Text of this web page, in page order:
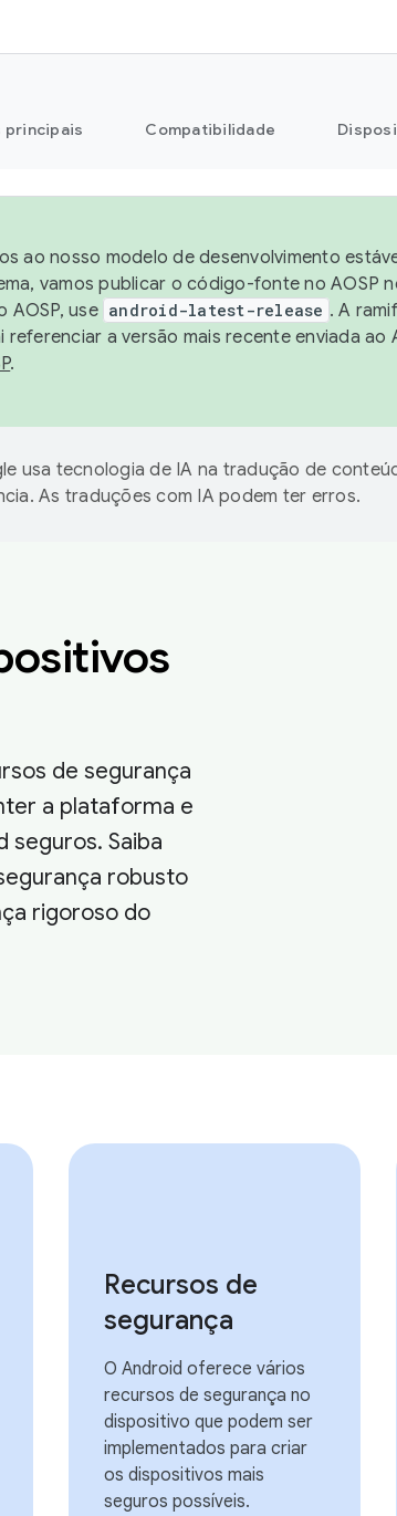
principais Compatibilidade
ao nosso modelo de desenvolvimento
vamos publicar o código-fonte no AOSP
AOSP, use android-latest-release . A
referenciar a versão mais recente enviada ao
.
usa tecnologia de IA na tradução de
As traduções com IA podem ter erros.
de segurança
a plataforma e
seguros. Saiba
robusto
rigoroso do
Recursos de
segurança
O Android oferece vários
recursos de segurança no
dispositivo que podem ser
implementados para criar
os dispositivos mais
seguros possíveis.